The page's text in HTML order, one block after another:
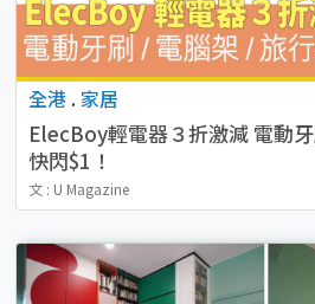
全港 . 家居
ElecBoy輕電器３折激減 電動
快閃$1！
文 : U Magazine